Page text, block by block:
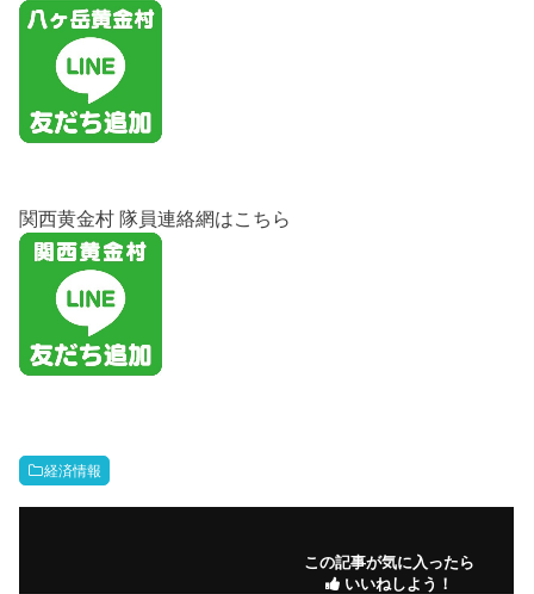
関西黄金村 隊員連絡網はこちら
経済情報
この記事が気に入ったら
いいねしよう！